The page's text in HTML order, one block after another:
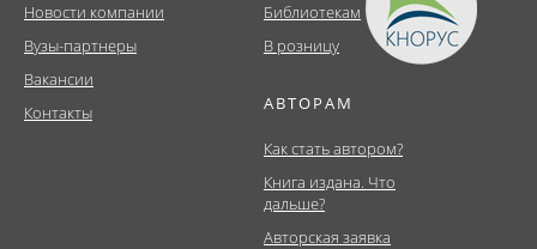
Новости компании
Вузы-партнеры
Вакансии
Контакты
Библиотекам
В розницу
АВТОРАМ
Как стать автором?
Книга издана. Что
дальше?
Авторская заявка